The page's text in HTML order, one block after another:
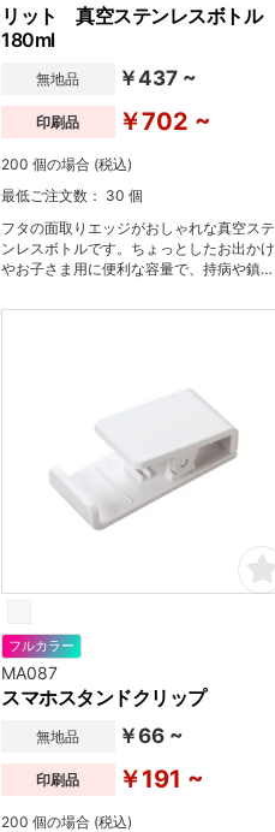
リット 真空ステンレスボトル
180ml
無地品 ￥437 ~
印刷品 ￥702 ~
200 個の場合 (税込)
最低ご注文数： 30 個
フタの面取りエッジがおしゃれな真空ステ
ンレスボトルです。ちょっとしたお出かけ
やお子さま用に便利な容量で、持病や鎮痛
のお水の持ち運びにもぴったりです。
フルカラー
MA087
スマホスタンドクリップ
無地品 ￥66 ~
印刷品 ￥191 ~
200 個の場合 (税込)